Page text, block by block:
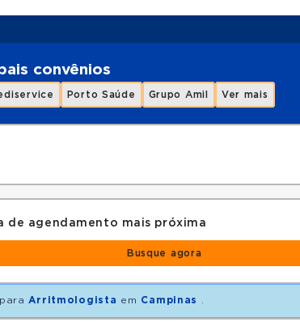
convênios
Porto Saúde Grupo Amil Ver mais
agendamento mais próxima
Busque agora
Arritmologista em Campinas